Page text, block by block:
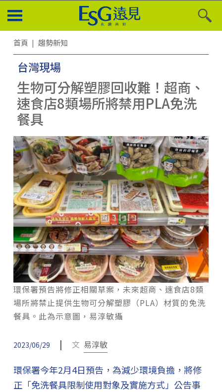
首頁 趨勢新知
台灣現場
生物可分解塑膠回收難！超商、
速食店8類場所將禁用PLA免洗
餐具
環保署預告將修正相關草案，未來超商、速食店8類
場所將禁止提供生物可分解塑膠（PLA）材質的免洗
餐具。此為示意圖，易淳敏攝
2023/06/29 | 文 易淳敏
環保署今年2月4日預告，為減少環境負擔，將修
正「免洗餐具限制使用對象及實施方式」公告事